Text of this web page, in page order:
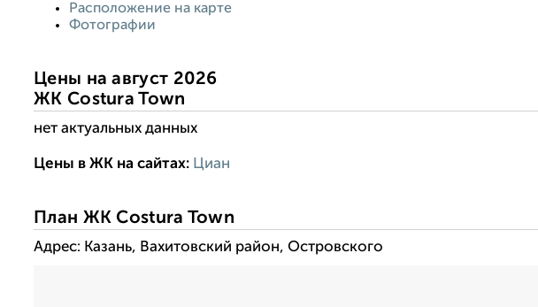
Расположение на карте
Фотографии
Цены на август 2026
ЖК Costura Town
нет актуальных данных
Цены в ЖК на сайтах: Циан
План ЖК Costura Town
Адрес: Казань, Вахитовский район, Островского